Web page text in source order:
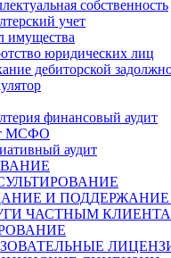
собственность
учет
имущества
юридических лиц
дебиторской
финансовый аудит
МСФО
аудит
И
ЧАСТНЫМ